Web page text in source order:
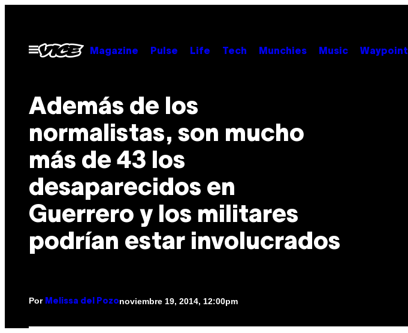
contenido
Abrir
Menú
Magazine Pulse Life Tech Munchies Music Waypoint
Además de los
normalistas, son mucho
más de 43 los
desaparecidos en
Guerrero y los militares
podrían estar involucrados
Por Melissa del Pozonoviembre 19, 2014, 12:00pm